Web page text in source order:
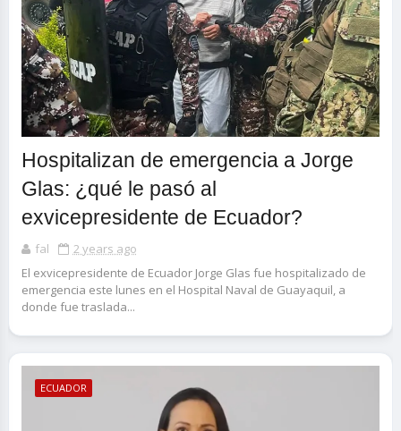
Hospitalizan de emergencia a Jorge
Glas: ¿qué le pasó al
exvicepresidente de Ecuador?
fal
2 years ago
El exvicepresidente de Ecuador Jorge Glas fue hospitalizado de
emergencia este lunes en el Hospital Naval de Guayaquil, a
donde fue traslada...
ECUADOR